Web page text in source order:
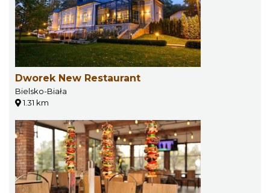
Dworek New Restaurant
Bielsko-Biała
1.31 km